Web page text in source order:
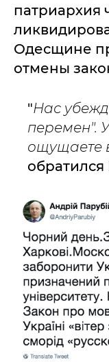
патриархия
Одесщине
отмены
"Нас
перемен".
ощущаете